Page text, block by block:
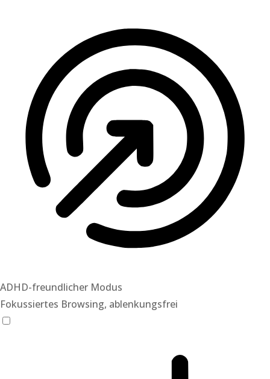
ADHD-freundlicher Modus
Fokussiertes Browsing, ablenkungsfrei